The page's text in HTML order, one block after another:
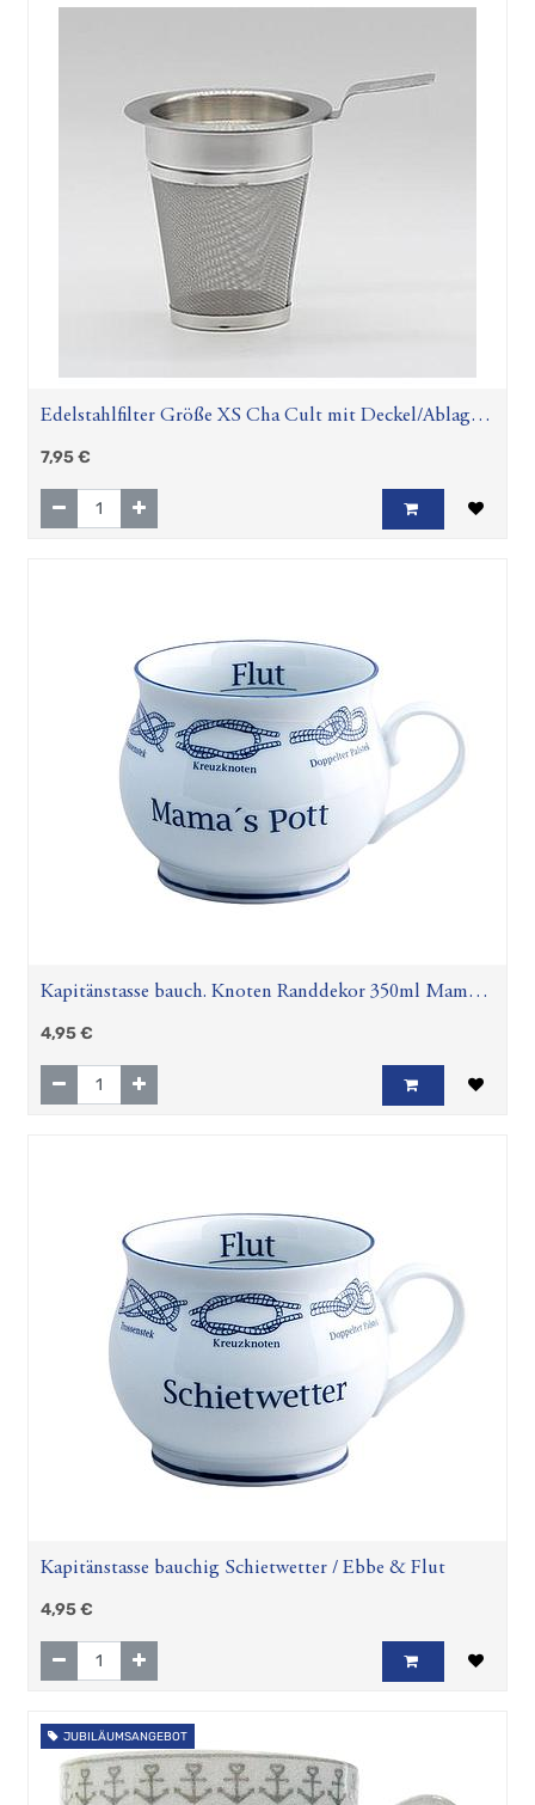
Edelstahlfilter Größe XS Cha Cult mit Deckel/Ablage
H 6,5 cm, Ø 5,5 cm
7,95€
Kapitänstasse bauch. Knoten Randdekor 350ml Mama´s
Pott / E & F
4,95€
Kapitänstasse bauchig Schietwetter / Ebbe & Flut
4,95€
JUBILÄUMSANGEBOT